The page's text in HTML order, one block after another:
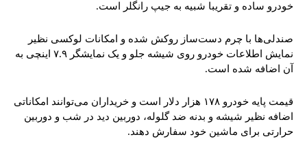
خودرو ساده و تقریبا شبیه به جیپ رانگلر است.
صندلی‌ها با چرم دست‌ساز روکش شده و امکانات لوکسی نظیر
نمایش اطلاعات خودرو روی شیشه جلو و یک نمایشگر ۷.۹ اینچی به
آن اضافه شده است.
قیمت پایه خودرو ۱۷۸ هزار دلار است و خریداران می‌توانند امکاناتی
اضافه نظیر شیشه و بدنه ضد گلوله، دوربین دید در شب و دوربین
حرارتی برای ماشین خود سفارش دهند.